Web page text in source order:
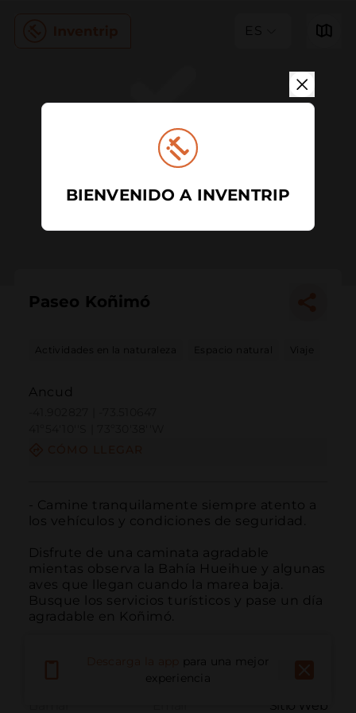
ES
Paseo Koñimó
Actividades en la naturaleza Espacio natural Viaje
Ancud
- Camine tranquilamente siempre atento a
los vehículos y condiciones de seguridad.
Disfrute de una caminata agradable
mientas observa la Bahía Hueihue y algunas
aves que llegan cuando la marea baja.
Busque los servicios turísticos y pase un día
agradable en Koñimó.
Sitio Web
para una mejor
experiencia
BIENVENIDO A INVENTRIP